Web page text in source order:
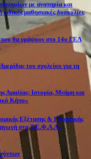
με αναπηρία και
ειδικές μαθησιακές δυσκολίες
που θα γράψουν στο 14ο ΓΕΛ
του σχολείου για τη
Αμαλίας: Ιστορία, Μνήμη και
Κήπο»
Εξέτασης & Πρακτικής
στα Τ.Ε.Φ.Α.Α.,